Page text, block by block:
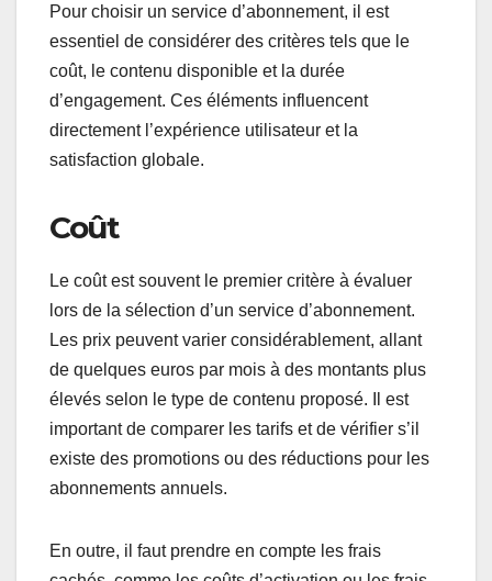
Pour choisir un service d’abonnement, il est
essentiel de considérer des critères tels que le
coût, le contenu disponible et la durée
d’engagement. Ces éléments influencent
directement l’expérience utilisateur et la
satisfaction globale.
Coût
Le coût est souvent le premier critère à évaluer
lors de la sélection d’un service d’abonnement.
Les prix peuvent varier considérablement, allant
de quelques euros par mois à des montants plus
élevés selon le type de contenu proposé. Il est
important de comparer les tarifs et de vérifier s’il
existe des promotions ou des réductions pour les
abonnements annuels.
En outre, il faut prendre en compte les frais